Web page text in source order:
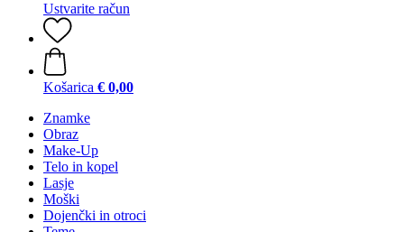
Ustvarite račun
Košarica € 0,00
Znamke
Obraz
Make-Up
Telo in kopel
Lasje
Moški
Dojenčki in otroci